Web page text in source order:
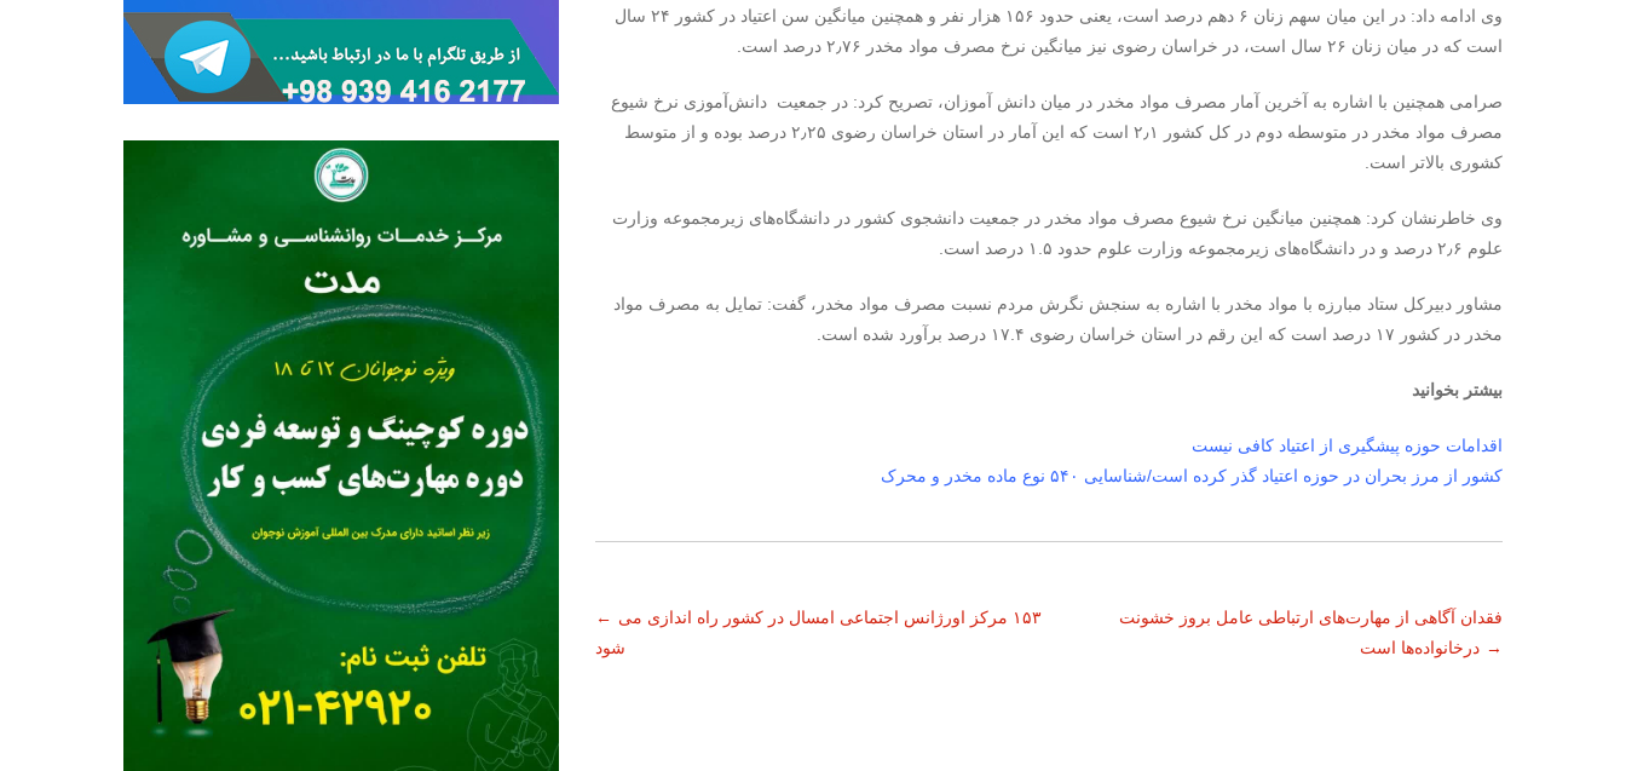
وی ادامه داد: در این میان سهم زنان ۶ دهم درصد است، یعنی حدود ۱۵۶ هزار نفر و همچنین میانگین سن اعتیاد در کشور ۲۴ سال
است که در میان زنان ۲۶ سال است، در خراسان رضوی نیز میانگین نرخ مصرف مواد مخدر ۲٫۷۶ درصد است.
صرامی همچنین با اشاره به آخرین آمار مصرف مواد مخدر در میان دانش آموزان، تصریح کرد: در جمعیت دانش‌آموزی نرخ شیوع
مصرف مواد مخدر در متوسطه دوم در کل کشور ۲٫۱ است که این آمار در استان خراسان رضوی ۲٫۲۵ درصد بوده و از متوسط
کشوری بالاتر است.
وی خاطرنشان کرد: همچنین میانگین نرخ شیوع مصرف مواد مخدر در جمعیت دانشجوی کشور در دانشگاه‌های زیرمجموعه وزارت
علوم ۲٫۶ درصد و در دانشگاه‌های زیرمجموعه وزارت علوم حدود ۱.۵ درصد است.
مشاور دبیرکل ستاد مبارزه با مواد مخدر با اشاره به سنجش نگرش مردم نسبت مصرف مواد مخدر، گفت: تمایل به مصرف مواد
مخدر در کشور ۱۷ درصد است که این رقم در استان خراسان رضوی ۱۷.۴ درصد برآورد شده است.
بیشتر بخوانید
اقدامات حوزه پیشگیری از اعتیاد کافی نیست
کشور از مرز بحران در حوزه اعتیاد گذر کرده است/شناسایی ۵۴۰ نوع ماده مخدر و محرک
ناوبری
نوشته
← ۱۵۳ مرکز اورژانس اجتماعی امسال در کشور راه اندازی می
شود
فقدان آگاهی از مهارت‌های ارتباطی عامل بروز خشونت
درخانواده‌ها است →